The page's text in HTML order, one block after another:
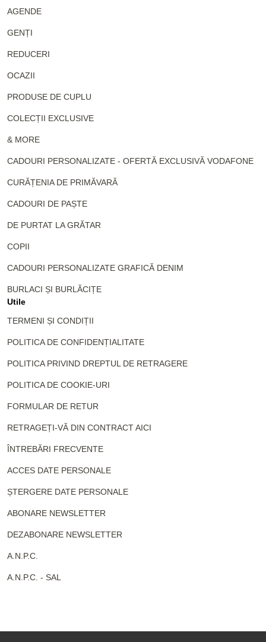
AGENDE
GENȚI
REDUCERI
OCAZII
PRODUSE DE CUPLU
COLECȚII EXCLUSIVE
& MORE
CADOURI PERSONALIZATE - OFERTĂ EXCLUSIVĂ VODAFONE
CURĂȚENIA DE PRIMĂVARĂ
CADOURI DE PAȘTE
DE PURTAT LA GRĂTAR
COPII
CADOURI PERSONALIZATE GRAFICĂ DENIM
BURLACI ȘI BURLĂCIȚE
Utile
TERMENI ȘI CONDIȚII
POLITICA DE CONFIDENȚIALITATE
POLITICA PRIVIND DREPTUL DE RETRAGERE
POLITICA DE COOKIE-URI
FORMULAR DE RETUR
RETRAGEȚI-VĂ DIN CONTRACT AICI
ÎNTREBĂRI FRECVENTE
ACCES DATE PERSONALE
ȘTERGERE DATE PERSONALE
ABONARE NEWSLETTER
DEZABONARE NEWSLETTER
A.N.P.C.
A.N.P.C. - SAL